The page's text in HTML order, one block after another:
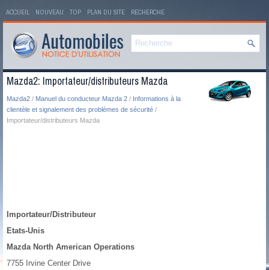
ACCUEIL NOUVEAU TOP PLAN DU SITE RECHERCHE
Mazda2: Importateur/distributeurs Mazda
Mazda2 / Manuel du conducteur Mazda 2 / Informations à la
clientèle et signalement des problèmes de sécurité /
Importateur/distributeurs Mazda
Importateur/Distributeur
Etats-Unis
Mazda North American Operations
7755 Irvine Center Drive